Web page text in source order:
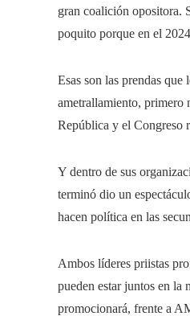
gran coalición opositora.
poquito porque en el
Esas son las prendas
ametrallamiento,
República y el Congreso
Y dentro de sus
terminó dio un
hacen política en las
Ambos líderes priistas
pueden estar juntos en la
promocionará, frente a